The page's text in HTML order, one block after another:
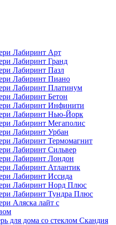
Лабиринт Арт
Лабиринт Гранд
Лабиринт Пазл
Лабиринт Пиано
Лабиринт Платинум
Лабиринт Бетон
Лабиринт Инфинити
Лабиринт Нью-Йорк
Лабиринт Мегаполис
Лабиринт Урбан
Лабиринт Термомагнит
Лабиринт Сильвер
Лабиринт Лондон
Лабиринт Атлантик
Лабиринт Иссида
Лабиринт Норд Плюс
Лабиринт Тундра Плюс
Аляска лайт с
для дома со стеклом Скандия